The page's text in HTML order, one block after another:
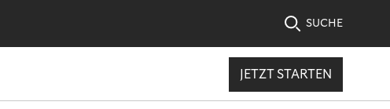
SUCHE
JETZT STARTEN